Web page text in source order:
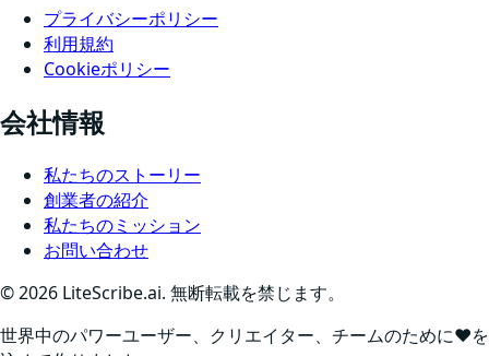
プライバシーポリシー
利用規約
Cookieポリシー
会社情報
私たちのストーリー
創業者の紹介
私たちのミッション
お問い合わせ
©2026 LiteScribe.ai. 無断転載を禁じます。
世界中のパワーユーザー、クリエイター、チームのために❤️を